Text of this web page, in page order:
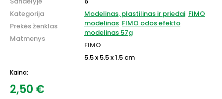
Kategorija
Prekės ženklas
Matmenys
Modelinas, plastilinas ir priedai FIMO
modelinas FIMO odos efekto
modelinas 57g
FIMO
5.5 x 5.5 x 1.5 cm
Kaina:
2,50 €